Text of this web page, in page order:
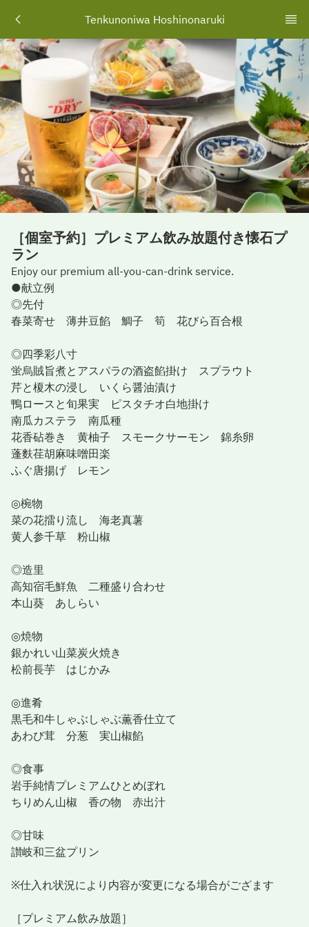
Tenkunoniwa Hoshinonaruki
［個室予約］プレミアム飲み放題付き懐石プ
ラン
Enjoy our premium all-you-can-drink service.
●献立例
◎先付
春菜寄せ 薄井豆餡 鯛子 筍 花びら百合根
◎四季彩八寸
蛍烏賊旨煮とアスパラの酒盗餡掛け スプラウト
芹と榎木の浸し いくら醤油漬け
鴨ロースと旬果実 ピスタチオ白地掛け
南瓜カステラ 南瓜種
花香砧巻き 黄柚子 スモークサーモン 錦糸卵
蓬麩荏胡麻味噌田楽
ふぐ唐揚げ レモン
◎椀物
菜の花擂り流し 海老真薯
黄人参千草 粉山椒
◎造里
高知宿毛鮮魚 二種盛り合わせ
本山葵 あしらい
◎焼物
銀かれい山菜炭火焼き
松前長芋 はじかみ
◎進肴
黒毛和牛しゃぶしゃぶ薫香仕立て
あわび茸 分葱 実山椒餡
◎食事
岩手純情プレミアムひとめぼれ
ちりめん山椒 香の物 赤出汁
◎甘味
讃岐和三盆プリン
※仕入れ状況により内容が変更になる場合がござます
［プレミアム飲み放題］